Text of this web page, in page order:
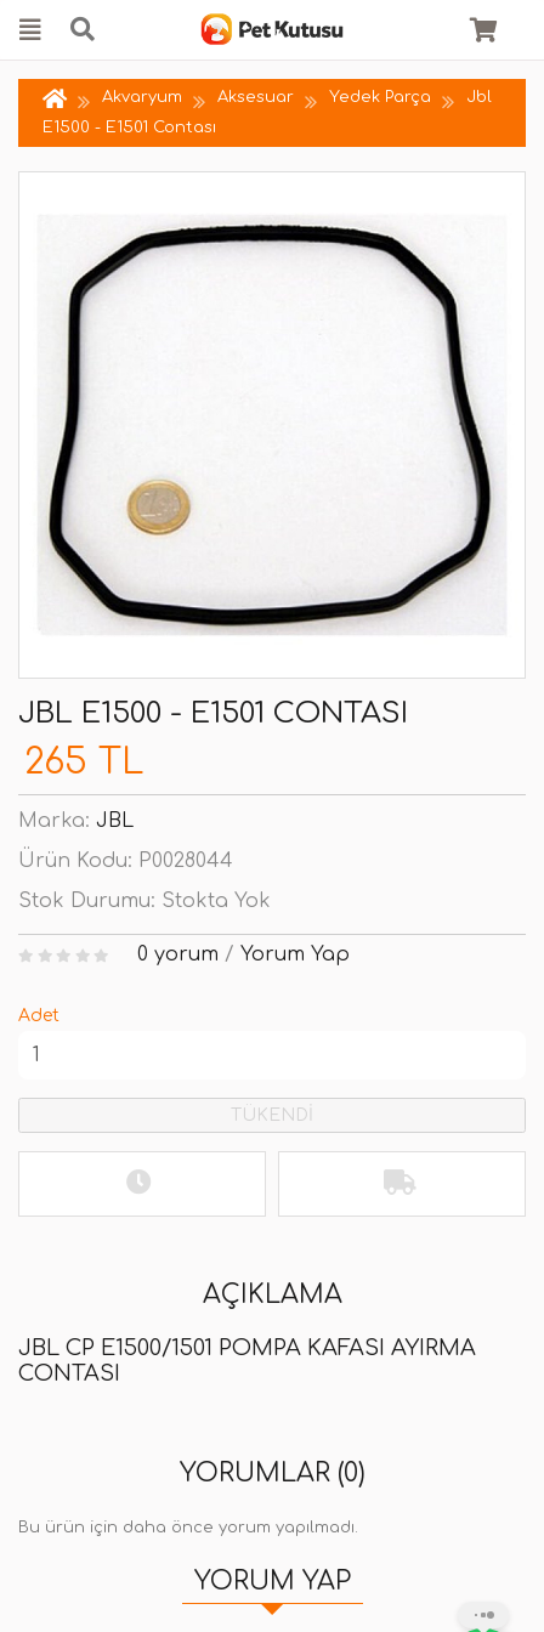
Akvaryum Aksesuar Yedek Parça
Jbl
E1500 - E1501 Contası
JBL E1500 - E1501 CONTASI
265 TL
Marka: JBL
Ürün Kodu: P0028044
Stok Durumu: Stokta Yok
0 yorum / Yorum Yap
Adet
TÜKENDİ
AÇIKLAMA
JBL CP E1500/1501 POMPA KAFASI AYIRMA
CONTASI
YORUMLAR (0)
Bu ürün için daha önce yorum yapılmadı.
YORUM YAP